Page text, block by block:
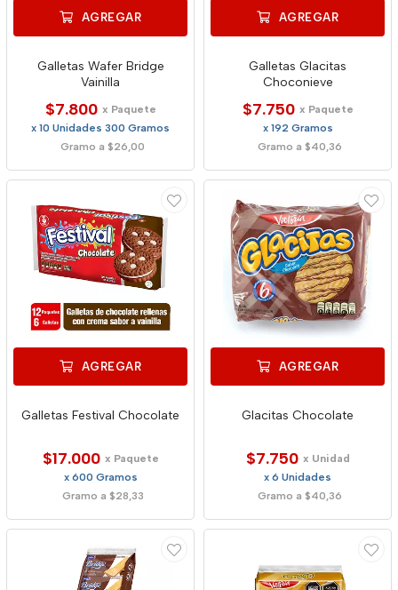
AGREGAR
Galletas Wafer Bridge
Vainilla
$7.800 x Paquete
x 10 Unidades 300 Gramos
Gramo a $26,00
AGREGAR
Galletas Glacitas
Choconieve
$7.750 x Paquete
x 192 Gramos
Gramo a $40,36
AGREGAR
Galletas Festival Chocolate
$17.000 x Paquete
x 600 Gramos
Gramo a $28,33
AGREGAR
Glacitas Chocolate
$7.750 x Unidad
x 6 Unidades
Gramo a $40,36